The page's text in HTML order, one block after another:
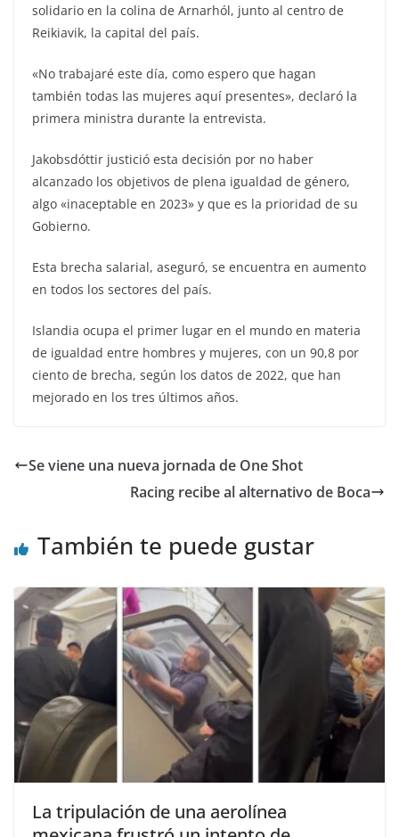
solidario en la colina de Arnarhól, junto al centro de
Reikiavik, la capital del país.
«No trabajaré este día, como espero que hagan
también todas las mujeres aquí presentes», declaró la
primera ministra durante la entrevista.
Jakobsdóttir justició esta decisión por no haber
alcanzado los objetivos de plena igualdad de género,
algo «inaceptable en 2023» y que es la prioridad de su
Gobierno.
Esta brecha salarial, aseguró, se encuentra en aumento
en todos los sectores del país.
Islandia ocupa el primer lugar en el mundo en materia
de igualdad entre hombres y mujeres, con un 90,8 por
ciento de brecha, según los datos de 2022, que han
mejorado en los tres últimos años.
Se viene una nueva jornada de One Shot
Racing recibe al alternativo de Boca
También te puede gustar
La tripulación de una aerolínea